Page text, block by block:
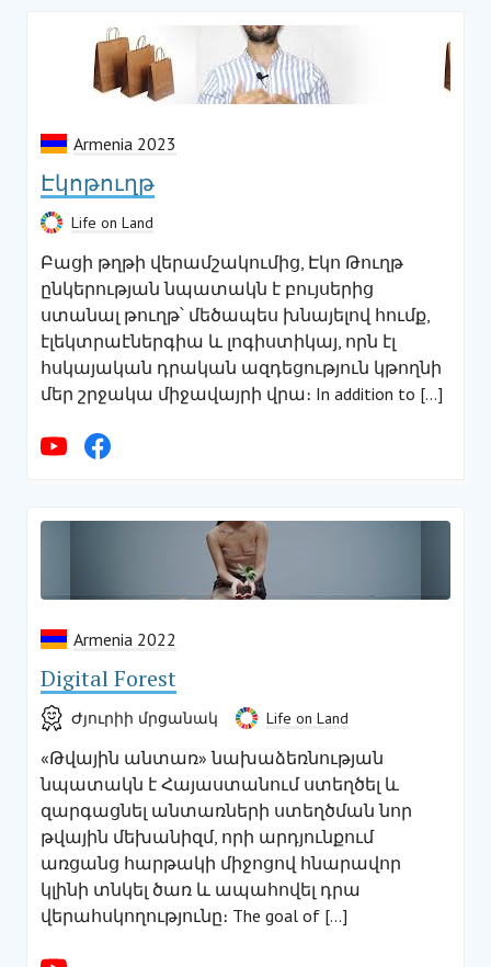
Armenia 2023
Էկոթուղթ
Life on Land
Բացի թղթի վերամշակումից, Էկո Թուղթ
ընկերության նպատակն է բույսերից
ստանալ թուղթ՝ մեծապես խնայելով հումք,
էլեկտրաէներգիա և լոգիստիկայ, որն էլ
հսկայական դրական ազդեցություն կթողնի
մեր շրջակա միջավայրի վրա։ In addition to […]
Armenia 2022
Digital Forest
Ժյուրիի մրցանակ Life on Land
«Թվային անտառ» նախաձեռնության
նպատակն է Հայաստանում ստեղծել և
զարգացնել անտառների ստեղծման նոր
թվային մեխանիզմ, որի արդյունքում
առցանց հարթակի միջոցով հնարավոր
կլինի տնկել ծառ և ապահովել դրա
վերահսկողությունը։ The goal of […]